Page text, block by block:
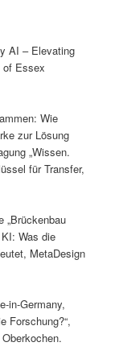
AI – Elevating
of Essex
Wie
zur Lösung
„Wissen.
für Transfer,
„Brückenbau
Was die
MetaDesign
in-Germany,
Forschung?“,